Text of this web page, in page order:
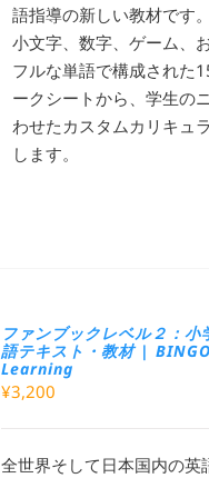
語指導の新しい教材です
小文字、数字、ゲーム、
フルな単語で構成された
ークシートから、学生の
わせたカスタムカリキュ
します。
ファンブックレベル２：小
語テキスト・教材 |
Learning
¥3,200
全世界そして日本国内の英